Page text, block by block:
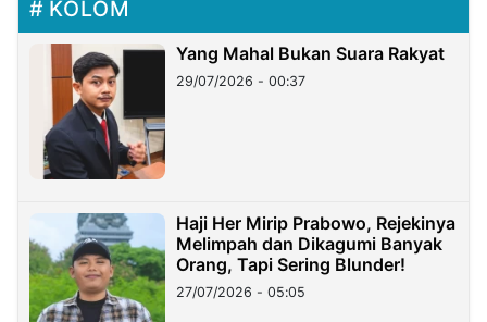
KOLOM
Yang Mahal Bukan Suara Rakyat
29/07/2026 - 00:37
Haji Her Mirip Prabowo, Rejekinya
Melimpah dan Dikagumi Banyak
Orang, Tapi Sering Blunder!
27/07/2026 - 05:05